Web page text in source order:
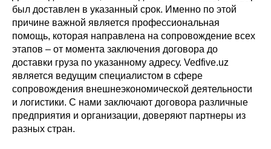
был доставлен в указанный срок. Именно по этой
причине важной является профессиональная
помощь, которая направлена на сопровождение всех
этапов – от момента заключения договора до
доставки груза по указанному адресу. Vedfive.uz
является ведущим специалистом в сфере
сопровождения внешнеэкономической деятельности
и логистики. С нами заключают договора различные
предприятия и организации, доверяют партнеры из
разных стран.